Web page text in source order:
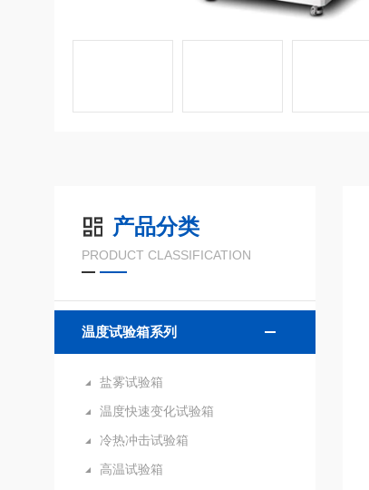
产品分类
PRODUCT CLASSIFICATION
温度试验箱系列
盐雾试验箱
温度快速变化试验箱
冷热冲击试验箱
高温试验箱